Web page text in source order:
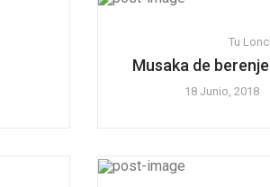
Tu
Musaka de
18 Junio, 2018